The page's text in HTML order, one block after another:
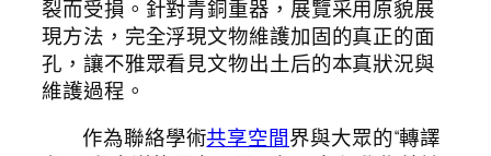
裂而受損。針對青銅重器，展覽采用原貌展
現方法，完全浮現文物維護加固的真正的面
孔，讓不雅眾看見文物出土后的本真狀況與
維護過程。
作為聯絡學術共享空間界與大眾的“轉譯